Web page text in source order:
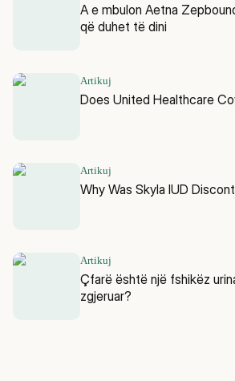
A e mbulon Aetna
që duhet të dini
Artikuj
Does United Healthcare
Artikuj
Why Was Skyla IUD
Artikuj
Çfarë është një fshikëz
zgjeruar?